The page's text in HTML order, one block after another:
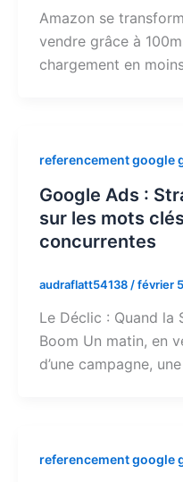
Amazon se
vendre grâce à
chargement en
referencement google
Google Ads :
sur les mots
concurrentes
audraflatt54138 /février
Le Déclic : Quand la
Boom Un matin, en
d’une campagne,
referencement google